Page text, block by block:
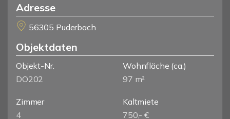
Adresse
56305 Puderbach
Objektdaten
Objekt-Nr.
DO202
Wohnfläche (ca.)
97 m²
Zimmer
4
Kaltmiete
750,- €